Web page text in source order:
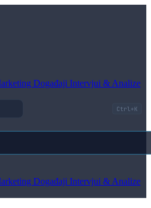
Događaji Intervjui & Analize
Ctrl+K
Događaji Intervjui & Analize